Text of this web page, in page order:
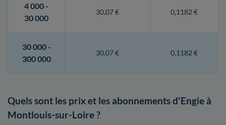
4 000 -
30 000
30,07 € 0,1182 €
30 000 -
300 000
30,07 € 0,1182 €
Quels sont les prix et les abonnements d'Engie à
Montlouis-sur-Loire ?